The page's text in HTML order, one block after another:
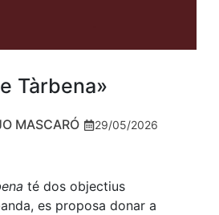
Tàrbena»
MASCARÓ 29/05/2026
té dos objectius
es proposa donar a